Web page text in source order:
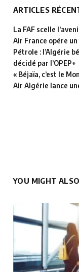
ARTICLES
La FAF scelle
Air France opére
Pétrole : l’Algérie
décidé par l’OPEP+
« Béjaïa, c’est le
Air Algérie lance
YOU MIGHT